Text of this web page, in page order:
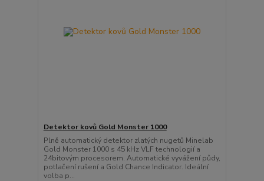
Detektor kovů Gold Monster 1000
Plně automatický detektor zlatých nugetů Minelab
Gold Monster 1000 s 45 kHz VLF technologií a
24bitovým procesorem. Automatické vyvážení půdy,
potlačení rušení a Gold Chance Indicator. Ideální
volba p...